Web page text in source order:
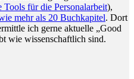
für die Personalarbeit),
mehr als 20 Buchkapitel. Dort
ich gerne aktuelle „Good
wie wissenschaftlich sind.